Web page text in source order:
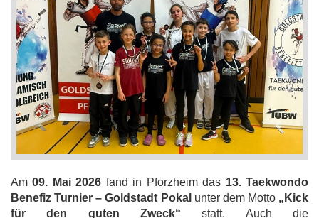
Am09. Mai 2026 fand in Pforzheim das 13. Taekwondo
Benefiz Turnier – Goldstadt Pokal unter dem Motto „Kick
für den guten Zweck“ statt. Auch die